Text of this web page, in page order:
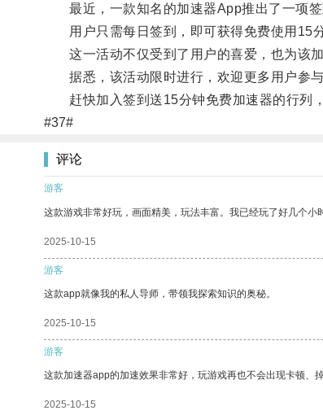
最近，一款知名的加速器App推出了一项签
用户只需每日签到，即可获得免费使用15分
这一活动不仅受到了用户的喜爱，也为该加
据悉，该活动限时进行，欢迎更多用户参与
赶快加入签到送15分钟免费加速器的行列，
#37#
评论
游客
这款游戏非常好玩，画面精美，玩法丰富。我已经玩了好几个小
2025-10-15
游客
这款app就像我的私人导师，带领我探索知识的奥秘。
2025-10-15
游客
这款加速器app的加速效果非常好，玩游戏再也不会出现卡顿、
2025-10-15